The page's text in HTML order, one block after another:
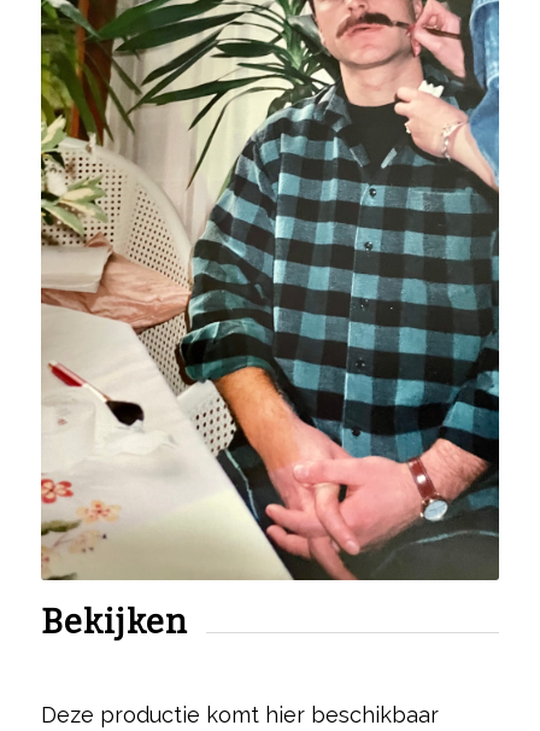
Bekijken
Deze productie komt hier beschikbaar